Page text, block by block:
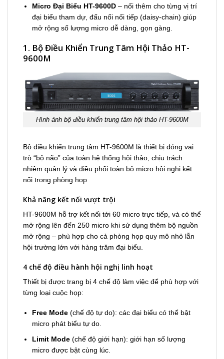
Micro Đại Biểu HT-9600D – nối thêm cho từng vị trí
đại biểu tham dự, đấu nối nối tiếp (daisy-chain) giúp
mở rộng số lượng micro dễ dàng, gọn gàng.
1. Bộ Điều Khiển Trung Tâm Hội Thảo HT-
9600M
Hình ảnh bộ điều khiển trung tâm hội thảo HT-9600M
Bộ điều khiển trung tâm HT-9600M là thiết bị đóng vai
trò “bộ não” của toàn hệ thống hội thảo, chịu trách
nhiệm quản lý và điều phối toàn bộ micro hội nghị kết
nối trong phòng họp.
Khả năng kết nối vượt trội
HT-9600M hỗ trợ kết nối tới 60 micro trực tiếp, và có thể
mở rộng lên đến 250 micro khi sử dụng thêm bộ nguồn
mở rộng – phù hợp cho cả phòng họp quy mô nhỏ lẫn
hội trường lớn với hàng trăm đại biểu.
4 chế độ điều hành hội nghị linh hoạt
Thiết bị được trang bị 4 chế độ làm việc để phù hợp với
từng loại cuộc họp:
Free Mode (chế độ tự do): các đại biểu có thể bật
micro phát biểu tự do.
Limit Mode (chế độ giới hạn): giới hạn số lượng
micro được bật cùng lúc.